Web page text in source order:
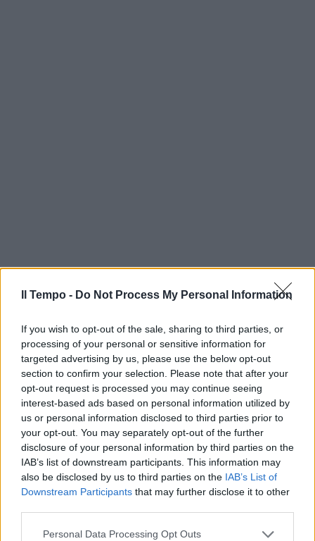
Il Tempo - Do Not Process My Personal Information
If you wish to opt-out of the sale, sharing to third parties, or
processing of your personal or sensitive information for
targeted advertising by us, please use the below opt-out
section to confirm your selection. Please note that after your
opt-out request is processed you may continue seeing
interest-based ads based on personal information utilized by
us or personal information disclosed to third parties prior to
your opt-out. You may separately opt-out of the further
disclosure of your personal information by third parties on the
IAB’s list of downstream participants. This information may
also be disclosed by us to third parties on the IAB’s List of
Downstream Participants that may further disclose it to other
Personal Data Processing Opt Outs
In evidenza